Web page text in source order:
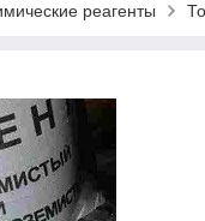
реагенты